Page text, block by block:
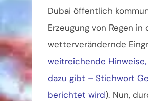
Dubai öffentlich
Erzeugung von Regen
wetterverändernde
weitreichende
dazu gibt – Stichwort
berichtet wird). Nun,